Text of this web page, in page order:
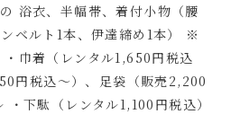
浴衣、半幅帯、着付小物（腰
ベルト1本、伊達締め1本） ※
巾着（レンタル1,650円税込
円税込～）、足袋（販売2,200
下駄（レンタル1,100円税込）